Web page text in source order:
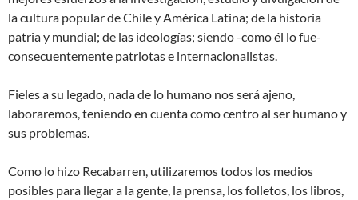
la cultura popular de Chile y América Latina; de la historia
patria y mundial; de las ideologías; siendo -como él lo fue-
consecuentemente patriotas e internacionalistas.
Fieles a su legado, nada de lo humano nos será ajeno,
laboraremos, teniendo en cuenta como centro al ser humano y
sus problemas.
Como lo hizo Recabarren, utilizaremos todos los medios
posibles para llegar a la gente, la prensa, los folletos, los libros,